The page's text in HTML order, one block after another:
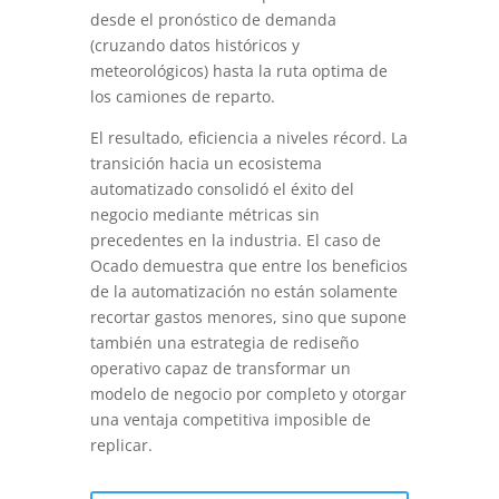
desde el pronóstico de demanda
(cruzando datos históricos y
meteorológicos) hasta la ruta optima de
los camiones de reparto.
El resultado, eficiencia a niveles récord. La
transición hacia un ecosistema
automatizado consolidó el éxito del
negocio mediante métricas sin
precedentes en la industria. El caso de
Ocado demuestra que entre los beneficios
de la automatización no están solamente
recortar gastos menores, sino que supone
también una estrategia de rediseño
operativo capaz de transformar un
modelo de negocio por completo y otorgar
una ventaja competitiva imposible de
replicar.